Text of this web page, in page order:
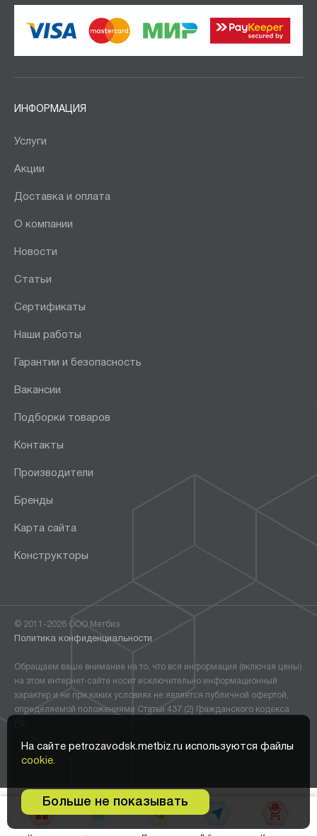
0
На сайте petrozavodsk.metbiz.ru используются файлы
cookie.
Больше не показывать
ИНФОРМАЦИЯ
Услуги
Акции
Доставка и оплата
О компании
Новости
Статьи
Сертификаты
Наши работы
Гарантии и безопасность
Вакансии
Подборки товаров
Контакты
Производители
Бренды
Карта сайта
Конструкторы
© 2011-2026 ООО Метбиз
Политика конфиденциальности
Обращаем ваше внимание на то, что вся информация (включая цены)
на этом интернет-сайте носит исключительно информационный
характер и ни при каких условиях не является публичной офертой,
определяемой положениями Статьи 437 (2) Гражданского кодекса